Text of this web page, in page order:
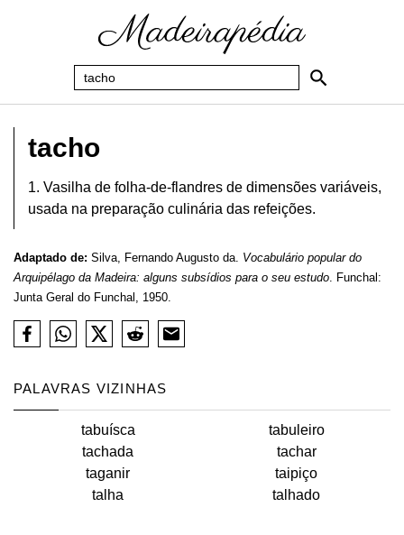
tacho
1. Vasilha de folha-de-flandres de dimensões variáveis,
usada na preparação culinária das refeições.
Adaptado de: Silva, Fernando Augusto da. Vocabulário popular do
Arquipélago da Madeira: alguns subsídios para o seu estudo. Funchal:
Junta Geral do Funchal, 1950.
PALAVRAS VIZINHAS
tabuísca
tabuleiro
tachada
tachar
taganir
taipiço
talha
talhado